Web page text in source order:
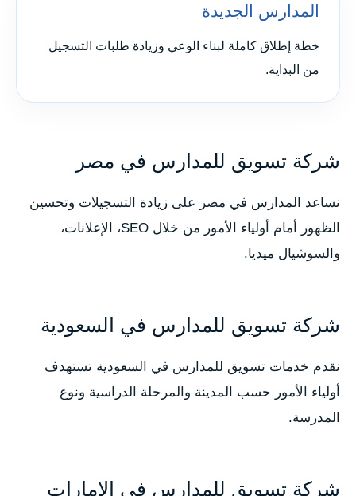
المدارس الجديدة
خطة إطلاق كاملة لبناء الوعي وزيادة طلبات التسجيل
من البداية.
شركة تسويق للمدارس في مصر
نساعد المدارس في مصر على زيادة التسجيلات وتحسين
الظهور أمام أولياء الأمور من خلال SEO، الإعلانات،
والسوشيال ميديا.
شركة تسويق للمدارس في السعودية
نقدم خدمات تسويق للمدارس في السعودية تستهدف
أولياء الأمور حسب المدينة والمرحلة الدراسية ونوع
المدرسة.
شركة تسويق للمدارس في الإمارات